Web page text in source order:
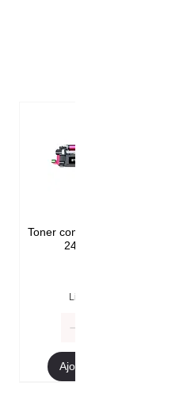
Toner compatible Brother TN-
248M Magenta
Livré en 24/48h
Ajouter au panier